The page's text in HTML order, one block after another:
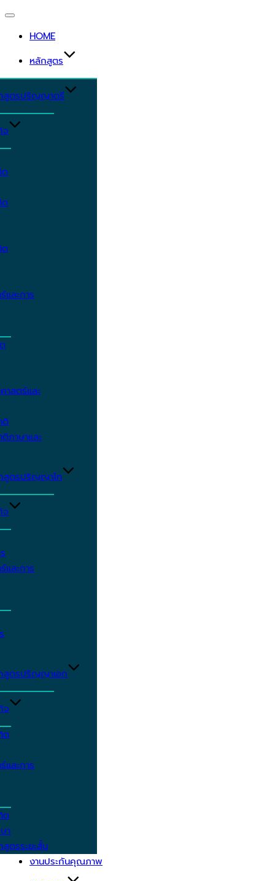
Toggle
navigation
HOME
หลักสูตร
สูตรปริญญาตรี
จ
ต
ต
ต
ละการ
สตร์และ
ติ
ภาษาและ
สูตรปริญญาโท
จ
ละการ
สูตรปริญญาเอก
จ
ต
ละการ
ต
า
ตรระยะสั้น
งานประกันคุณภาพ